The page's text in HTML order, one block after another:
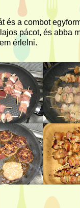
és a combot
pácot, és abba
érlelni.